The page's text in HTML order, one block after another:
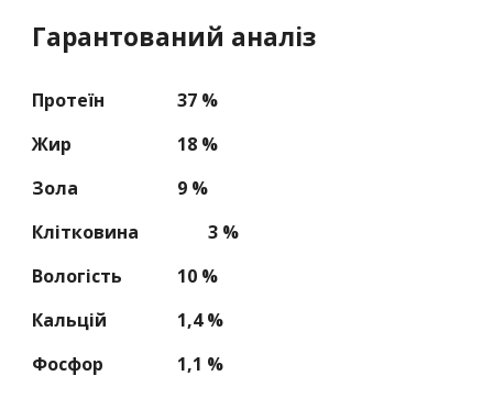
Гарантований аналіз
Протеїн
37 %
Жир
18 %
Зола
9 %
Клітковина
3 %
Вологість
10 %
Кальцій
1,4 %
Фосфор
1,1 %